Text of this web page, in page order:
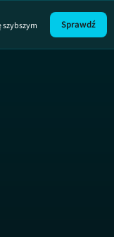
szybszym
Sprawdź